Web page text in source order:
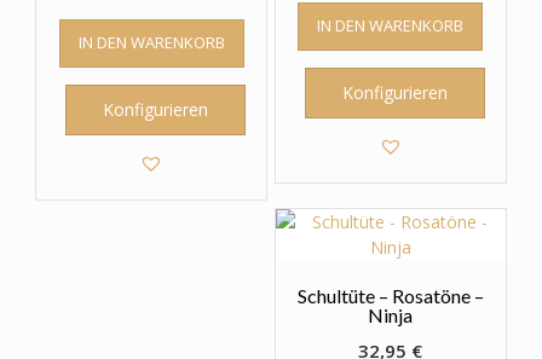
IN DEN WARENKORB
Konfigurieren
IN DEN WARENKORB
Konfigurieren
Schultüte – Rosatöne –
Ninja
32,95 €